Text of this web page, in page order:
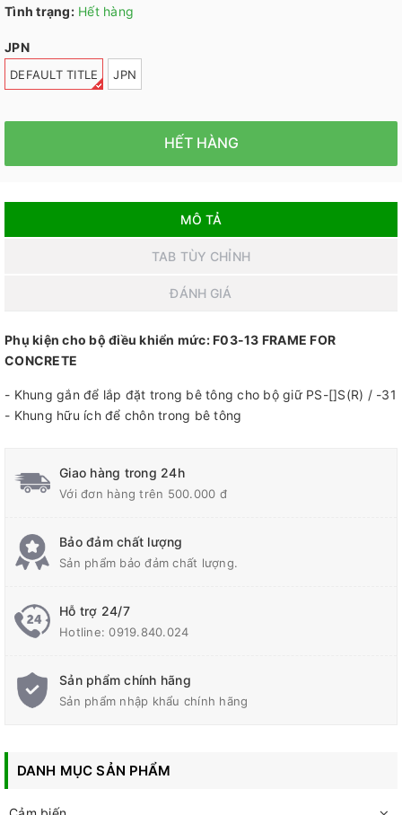
Tình trạng: Hết hàng
JPN
DEFAULT TITLE JPN
HẾT HÀNG
MÔ TẢ
TAB TÙY CHỈNH
ĐÁNH GIÁ
Phụ kiện cho bộ điều khiển mức: F03-13 FRAME FOR
CONCRETE
- Khung gắn để lắp đặt trong bê tông cho bộ giữ PS-[]S(R) / -31
- Khung hữu ích để chôn trong bê tông
Giao hàng trong 24h
Với đơn hàng trên 500.000 đ
Bảo đảm chất lượng
Sản phẩm bảo đảm chất lượng.
Hỗ trợ 24/7
Hotline:0919.840.024
Sản phẩm chính hãng
Sản phẩm nhập khẩu chính hãng
DANH MỤC SẢN PHẨM